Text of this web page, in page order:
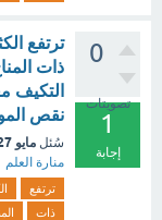
0
تصويتات
1
إجابة
ترتفع
ذات
التكيف
نقص
سُئل مايو 27
منارة العلم
ترتفع
ذات